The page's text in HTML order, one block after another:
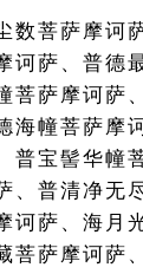
数菩萨摩诃
诃萨、普德
菩萨摩诃萨
海幢菩萨摩
普宝髻华幢
、普清净无
诃萨、海月
菩萨摩诃萨